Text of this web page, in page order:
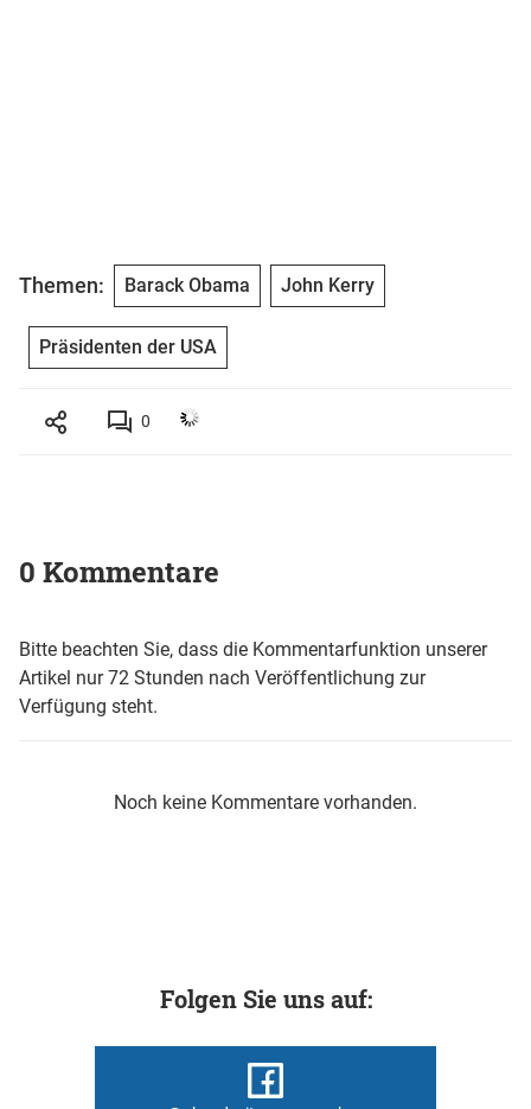
Themen: Barack Obama John Kerry
Präsidenten der USA
0
0 Kommentare
Bitte beachten Sie, dass die Kommentarfunktion unserer
Artikel nur 72 Stunden nach Veröffentlichung zur
Verfügung steht.
Noch keine Kommentare vorhanden.
Folgen Sie uns auf: